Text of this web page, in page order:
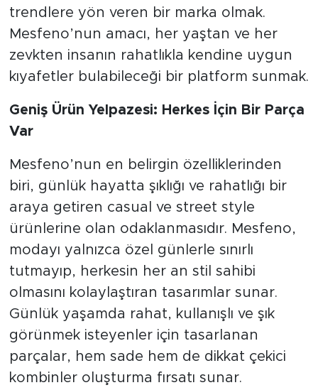
trendlere yön veren bir marka olmak.
Mesfeno’nun amacı, her yaştan ve her
zevkten insanın rahatlıkla kendine uygun
kıyafetler bulabileceği bir platform sunmak.
Geniş Ürün Yelpazesi: Herkes İçin Bir Parça
Var
Mesfeno’nun en belirgin özelliklerinden
biri, günlük hayatta şıklığı ve rahatlığı bir
araya getiren casual ve street style
ürünlerine olan odaklanmasıdır. Mesfeno,
modayı yalnızca özel günlerle sınırlı
tutmayıp, herkesin her an stil sahibi
olmasını kolaylaştıran tasarımlar sunar.
Günlük yaşamda rahat, kullanışlı ve şık
görünmek isteyenler için tasarlanan
parçalar, hem sade hem de dikkat çekici
kombinler oluşturma fırsatı sunar.